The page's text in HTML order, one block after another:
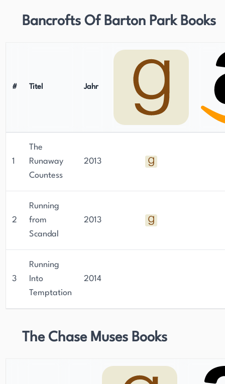
Bancrofts Of Barton Park Books
# Titel Jahr
1
The
Runaway
Countess
2013
2
Running
from
Scandal
2013
3
Running
Into
Temptation
2014
The Chase Muses Books